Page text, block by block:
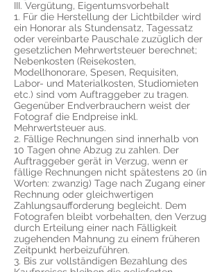
III. Vergütung, Eigentumsvorbehalt
1. Für die Herstellung der Lichtbilder wird
ein Honorar als Stundensatz, Tagessatz
oder vereinbarte Pauschale zuzüglich der
gesetzlichen Mehrwertsteuer berechnet;
Nebenkosten (Reisekosten,
Modellhonorare, Spesen, Requisiten,
Labor- und Materialkosten, Studiomieten
etc.) sind vom Auftraggeber zu tragen.
Gegenüber Endverbrauchern weist der
Fotograf die Endpreise inkl.
Mehrwertsteuer aus.
2. Fällige Rechnungen sind innerhalb von
10 Tagen ohne Abzug zu zahlen. Der
Auftraggeber gerät in Verzug, wenn er
fällige Rechnungen nicht spätestens 20 (in
Worten: zwanzig) Tage nach Zugang einer
Rechnung oder gleichwertigen
Zahlungsaufforderung begleicht. Dem
Fotografen bleibt vorbehalten, den Verzug
durch Erteilung einer nach Fälligkeit
zugehenden Mahnung zu einem früheren
Zeitpunkt herbeizuführen.
3. Bis zur vollständigen Bezahlung des